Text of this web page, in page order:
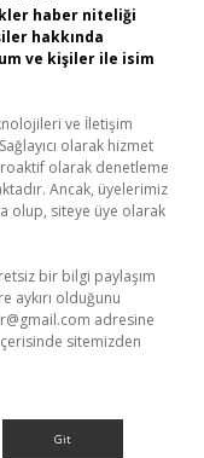
haber niteliği
hakkında
ve kişiler ile isim
ve İletişim
olarak hizmet
olarak denetleme
Ancak, üyelerimiz
olup, siteye üye olarak
bir bilgi paylaşım
aykırı olduğunu
adresine
sitemizden